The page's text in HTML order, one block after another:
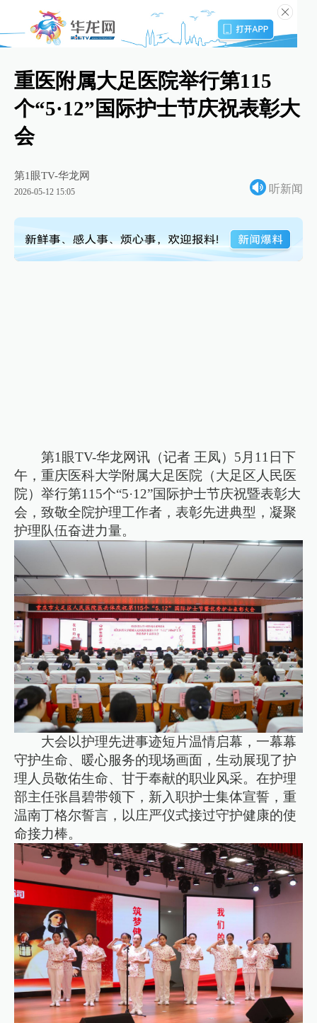
重医附属大足医院举行第115
个“5·12”国际护士节庆祝表彰大
会
第1眼TV-华龙网
2026-05-12 15:05 听新闻
第1眼TV-华龙网讯（记者 王凤）5月11日下
午，重庆医科大学附属大足医院（大足区人民医
院）举行第115个“5·12”国际护士节庆祝暨表彰大
会，致敬全院护理工作者，表彰先进典型，凝聚
护理队伍奋进力量。
大会以护理先进事迹短片温情启幕，一幕幕
守护生命、暖心服务的现场画面，生动展现了护
理人员敬佑生命、甘于奉献的职业风采。在护理
部主任张昌碧带领下，新入职护士集体宣誓，重
温南丁格尔誓言，以庄严仪式接过守护健康的使
命接力棒。